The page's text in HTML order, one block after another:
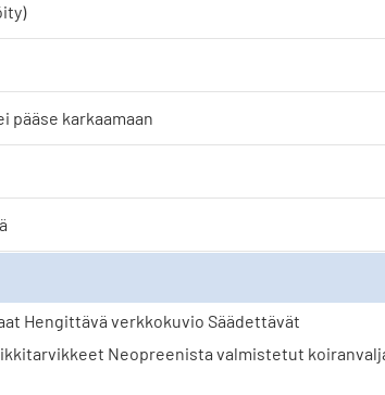
pääse karkaamaan